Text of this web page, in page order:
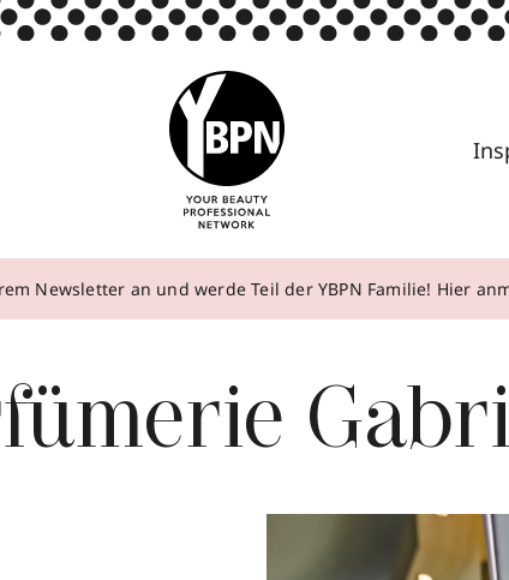
Newsletter an und werde Teil der YBPN Familie! Hier